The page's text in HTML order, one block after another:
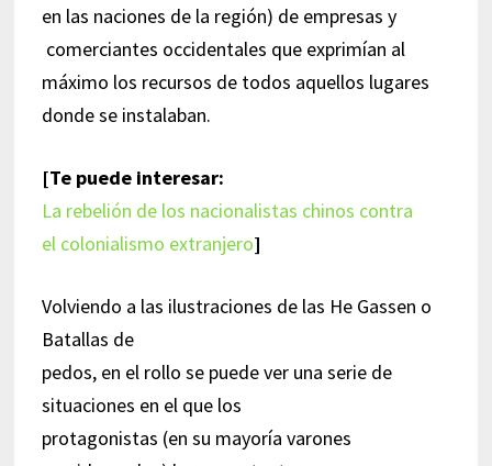
en las naciones de la región) de empresas y
comerciantes occidentales que exprimían al
máximo los recursos de todos aquellos lugares
donde se instalaban.
[Te puede interesar:
La rebelión de los nacionalistas chinos contra
el colonialismo extranjero]
Volviendo a las ilustraciones de las He Gassen o
Batallas de
pedos, en el rollo se puede ver una serie de
situaciones en el que los
protagonistas (en su mayoría varones